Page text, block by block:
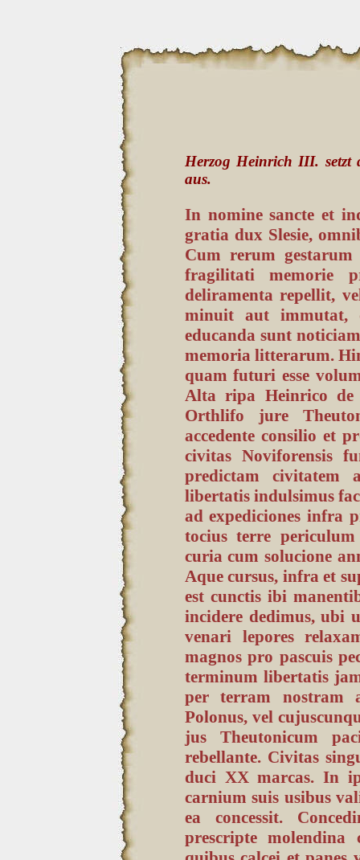
Herzog Heinrich III. setzt
aus.
In nomine sancte et
gratia dux Slesie,
Cum rerum gestarum
fragilitati memorie
deliramenta repellit,
minuit aut immutat,
educanda sunt
memoria litterarum.
quam futuri esse
Alta ripa Heinrico de
Orthlifo jure
accedente consilio et
civitas Noviforensis
predictam civitatem
libertatis indulsimus
ad expediciones infra
tocius terre
curia cum solucione
Aque cursus, infra et
est cunctis ibi
incidere dedimus, ubi
venari lepores
magnos pro pascuis
terminum libertatis
per terram nostram
Polonus, vel
jus Theutonicum
rebellante. Civitas
duci XX marcas. In
carnium suis usibus
ea concessit.
prescripte molendina